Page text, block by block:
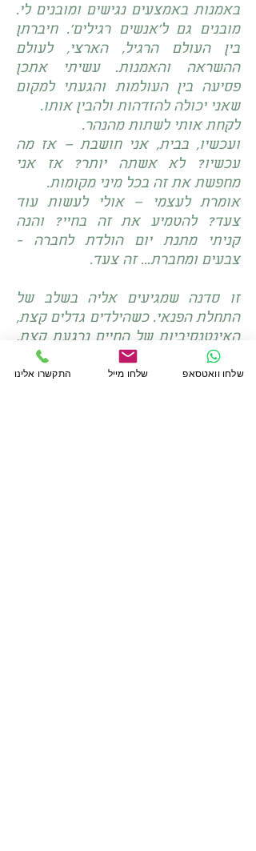
באמנות באמצעים נגישים ומובנים לי.
מובנים גם ל'אנשים רגילים'. חיברתן
בין העולם הרגיל, הארצי, לעולם
ההשראה והאמנות. עשיתי אתכן
פסיעה בין העולמות והגעתי למקום
שאני יכולה להזדהות ולהבין אותו.
לקחת אותי לשתות מהנהר.
ועכשיו, בבית, אני חושבת – אז מה
עכשיו? לא אשתה יותר? אז אני
מחפשת את זה בכל מיני מקומות.
אומרת לעצמי – אולי לעשות עוד
צעד? להטמיע את זה בחיי? והנה
קניתי מתנת יום הולדת לחברה -
צבעים ומחברת... זה צעד.
זו סדנה שמגיעים אליה בשלב של
התחלת הפנאי. כשהילדים גדלים קצת,
האינטנסיביות של החיים נרגעת קצת,
ומתפנים לשאול ולחפש.
אני הדיוטה לגמרי באמנות, אבל אני
התקשרו אלינו שלחו מייל שלחו וואטסאפ